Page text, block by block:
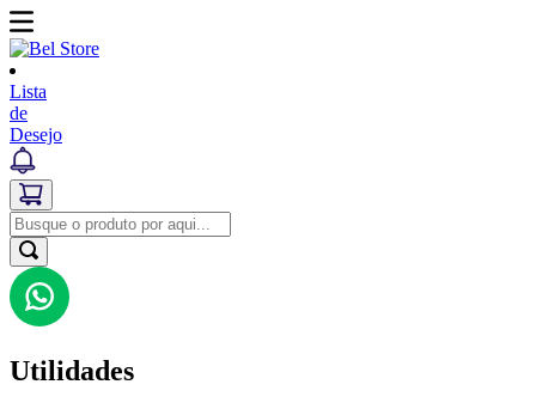
Lista
de
Desejo
Utilidades